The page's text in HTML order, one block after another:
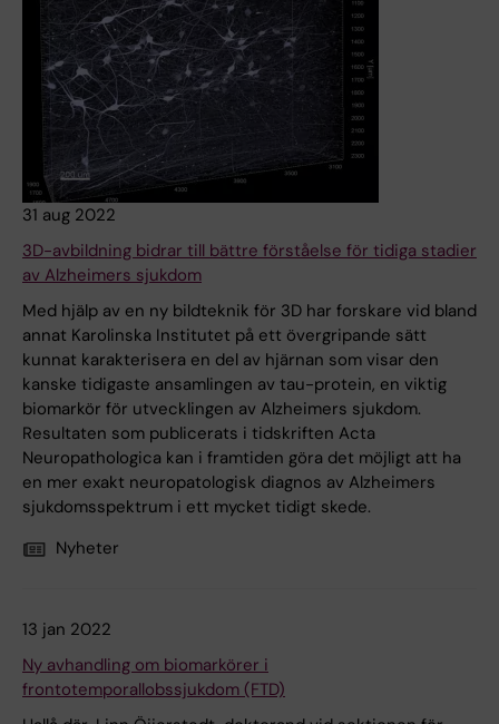
31 aug 2022
3D-avbildning bidrar till bättre förståelse för tidiga stadier
av Alzheimers sjukdom
Med hjälp av en ny bildteknik för 3D har forskare vid bland
annat Karolinska Institutet på ett övergripande sätt
kunnat karakterisera en del av hjärnan som visar den
kanske tidigaste ansamlingen av tau-protein, en viktig
biomarkör för utvecklingen av Alzheimers sjukdom.
Resultaten som publicerats i tidskriften Acta
Neuropathologica kan i framtiden göra det möjligt att ha
en mer exakt neuropatologisk diagnos av Alzheimers
sjukdomsspektrum i ett mycket tidigt skede.
Nyheter
13 jan 2022
Ny avhandling om biomarkörer i
frontotemporallobssjukdom (FTD)